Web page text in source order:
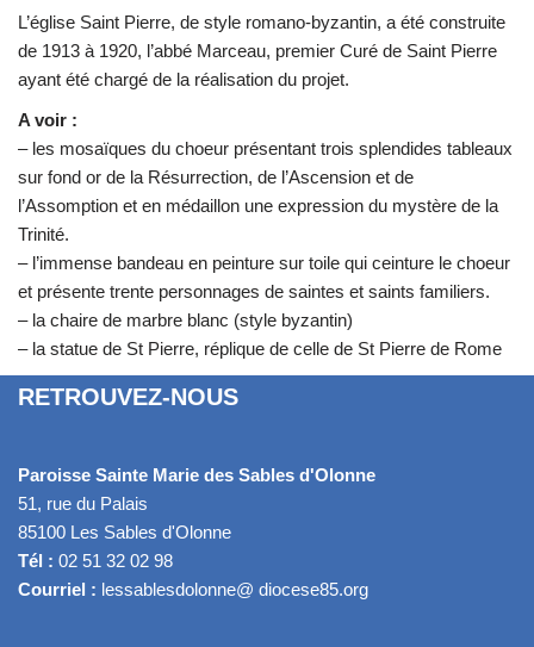
L’église Saint Pierre, de style romano-byzantin, a été construite
de 1913 à 1920, l’abbé Marceau, premier Curé de Saint Pierre
ayant été chargé de la réalisation du projet.
A voir :
– les mosaïques du choeur présentant trois splendides tableaux
sur fond or de la Résurrection, de l’Ascension et de
l’Assomption et en médaillon une expression du mystère de la
Trinité.
– l’immense bandeau en peinture sur toile qui ceinture le choeur
et présente trente personnages de saintes et saints familiers.
– la chaire de marbre blanc (style byzantin)
– la statue de St Pierre, réplique de celle de St Pierre de Rome
RETROUVEZ-NOUS
Paroisse Sainte Marie des Sables d'Olonne
51, rue du Palais
85100 Les Sables d'Olonne
Tél : 02 51 32 02 98
Courriel : lessablesdolonne@ diocese85.org